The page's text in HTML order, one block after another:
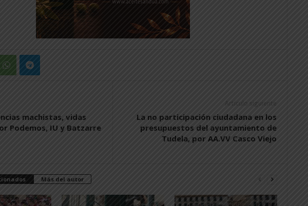
machistas, vidas
Podemos, IU y Batzarre
Artículo siguiente
La no participación ciudadana en los
presupuestos del ayuntamiento de
Tudela, por AA.VV Casco Viejo
Más del autor